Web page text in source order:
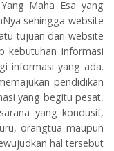
Maha Esa yang
sehingga website
tujuan dari website
kebutuhan informasi
informasi yang ada.
pendidikan
yang begitu pesat,
yang kondusif,
orangtua maupun
hal tersebut